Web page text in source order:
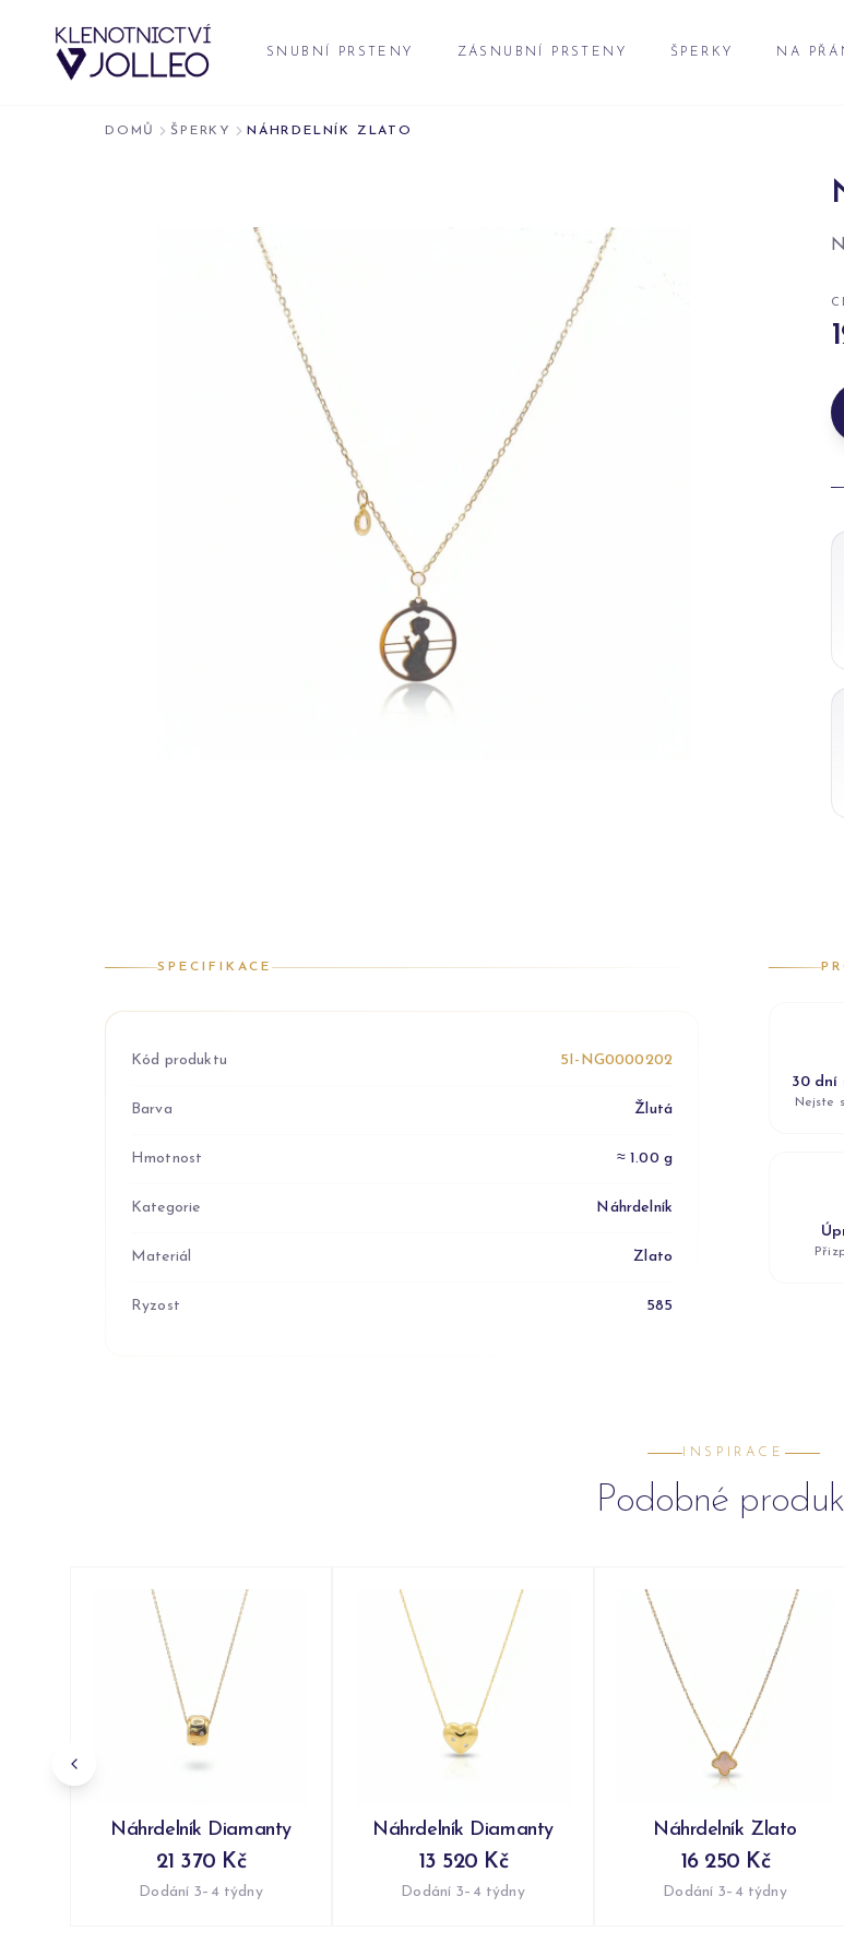
SNUBNÍ PRSTENY ZÁSNUBNÍ PRSTENY ŠPERKY NA
DOMŮ ŠPERKY NÁHRDELNÍK ZLATO
SPECIFIKACE
Kód produktu 5I-NG0000202
Barva Žlutá
Hmotnost ≈ 1.00 g
Kategorie Náhrdelník
Materiál Zlato
Ryzost 585
30 dní
Nejste
INSPIRACE
Podobné
Náhrdelník Diamanty
21 370 Kč
Dodání 3–4 týdny
Náhrdelník Diamanty
13 520 Kč
Dodání 3–4 týdny
Náhrdelník Zlato
16 250 Kč
Dodání 3–4 týdny